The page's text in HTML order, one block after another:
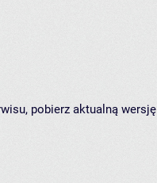
pobierz aktualną wersję